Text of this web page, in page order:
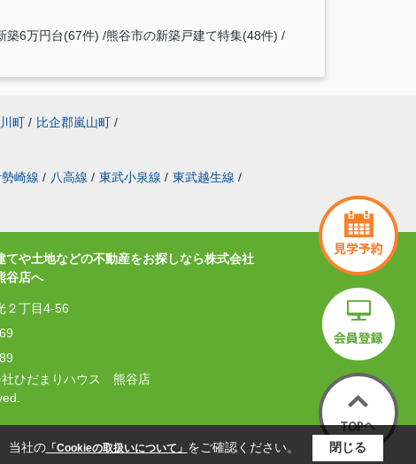
築6万円台(67件) 熊谷市の新築戸建て特集(48件)
町 / 比企郡嵐山町 /
崎線 / 八高線 / 東武小泉線 / 東武越生線 /
てや土地などの不動産をお探しなら株式会社
谷店へ
２丁目4-56
社ひだまりハウス 熊谷店
当社の「Cookieの取扱いについて」 をご確認ください。 閉じる